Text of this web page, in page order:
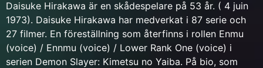
Daisuke Hirakawa är en skådespelare på 53 år. ( 4 juin
1973). Daisuke Hirakawa har medverkat i 87 serie och
27 filmer. En föreställning som återfinns i rollen Enmu
(voice) / Ennmu (voice) / Lower Rank One (voice) i
serien Demon Slayer: Kimetsu no Yaiba. På bio, som